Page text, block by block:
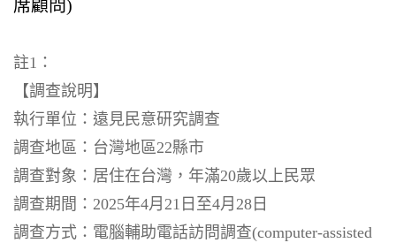
席顧問)
註1：
【調查說明】
執行單位：遠見民意研究調查
調查地區：台灣地區22縣市
調查對象：居住在台灣，年滿20歲以上民眾
調查期間：2025年4月21日至4月28日
調查方式：電腦輔助電話訪問調查(computer-assisted